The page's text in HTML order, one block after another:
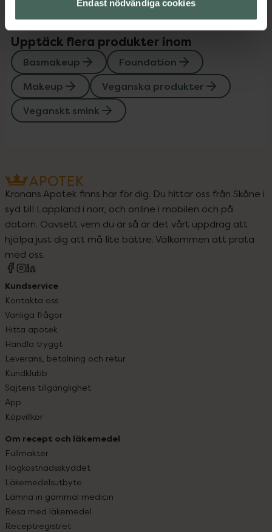
Endast nödvändiga cookies
Upptäck flera produkter inom
Basmakeup
Foundation
Makeup
Veganska produkter
Veganskt smink
Kronans Apotek finns här för dig. Du hittar oss från Skåne i
syd till Lappland i norr, och online i mobilen och på
datorn. Oavsett vem du är så är det vårt uppdrag att
hjälpa just dig att må lite bättre. Välkommen att prata
med oss.
Kundservice
Kontakta oss
Vanliga frågor
Hitta apotek
Handla tryggt
Leverans, betalning och retur
Kundklubb
Sajtens tillgänglighet
App
Köpvillkor
Om recept och läkemedel
Fullmakter
Högkostnadsskyddet
Läkemedelsutbyte
Lämna in gammal medicin
Resa med läkemedel
Receptregistret